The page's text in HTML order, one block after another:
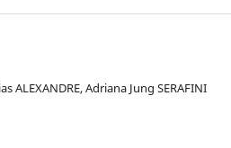
ALEXANDRE, Adriana Jung SERAFINI